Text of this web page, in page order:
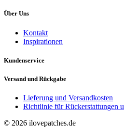
Über Uns
Kontakt
Inspirationen
Kundenservice
Versand und Rückgabe
Lieferung und Versandkosten
Richtlinie für Rückerstattungen
© 2026 ilovepatches.de